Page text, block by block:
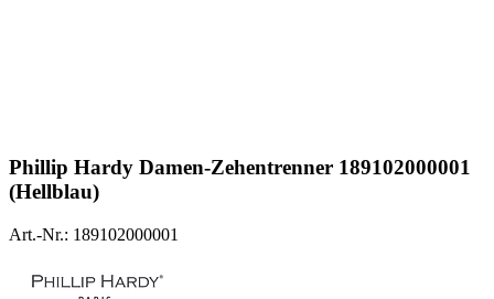
Phillip Hardy Damen-Zehentrenner 189102000001
(Hellblau)
Art.-Nr.: 189102000001